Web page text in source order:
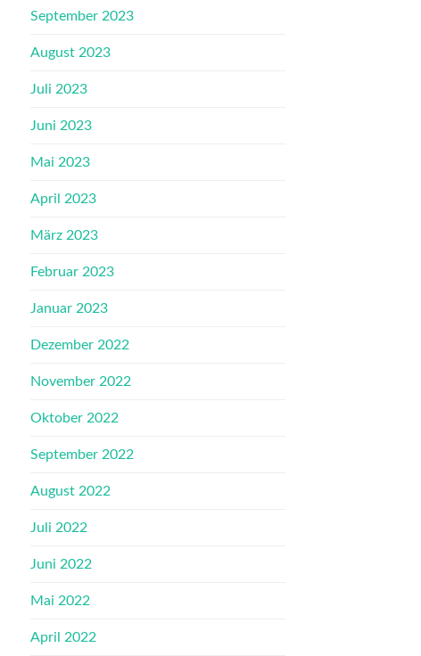
September 2023
August 2023
Juli 2023
Juni 2023
Mai 2023
April 2023
März 2023
Februar 2023
Januar 2023
Dezember 2022
November 2022
Oktober 2022
September 2022
August 2022
Juli 2022
Juni 2022
Mai 2022
April 2022